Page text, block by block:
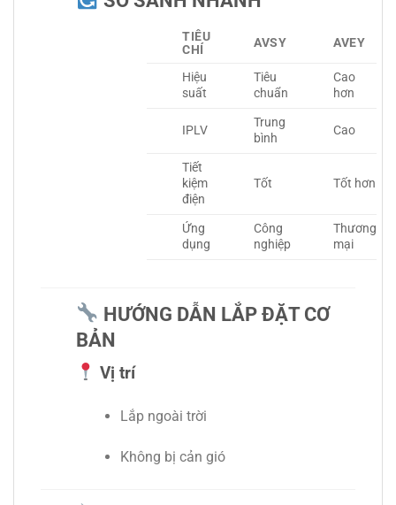
TIÊU
CHÍ
AVSY AVEY
Hiệu
suất
Tiêu
chuẩn
Cao
hơn
IPLV
Trung
bình
Cao
Tiết
kiệm
điện
Tốt Tốt hơn
Ứng
dụng
Công
nghiệp
Thương
mại
HƯỚNG DẪN LẮP ĐẶT CƠ
BẢN
Vị trí
Lắp ngoài trời
Không bị cản gió